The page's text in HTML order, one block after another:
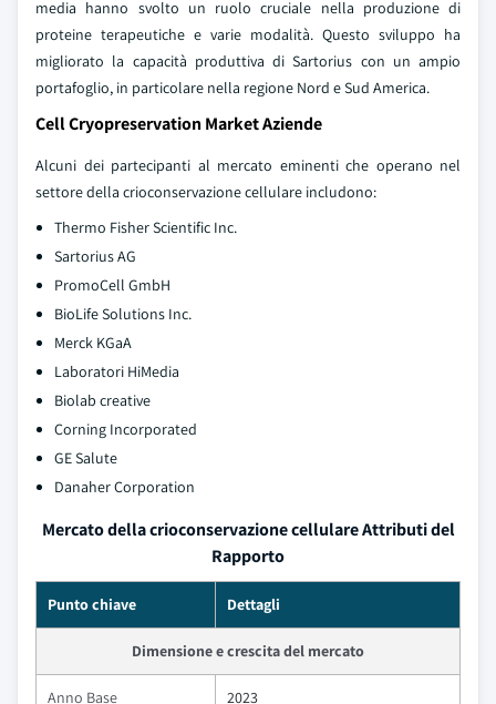
media hanno svolto un ruolo cruciale nella produzione di
proteine terapeutiche e varie modalità. Questo sviluppo ha
migliorato la capacità produttiva di Sartorius con un ampio
portafoglio, in particolare nella regione Nord e Sud America.
Cell Cryopreservation Market Aziende
Alcuni dei partecipanti al mercato eminenti che operano nel
settore della crioconservazione cellulare includono:
Thermo Fisher Scientific Inc.
Sartorius AG
PromoCell GmbH
BioLife Solutions Inc.
Merck KGaA
Laboratori HiMedia
Biolab creative
Corning Incorporated
GE Salute
Danaher Corporation
Mercato della crioconservazione cellulare Attributi del
Rapporto
Punto chiave Dettagli
Dimensione e crescita del mercato
Anno Base 2023